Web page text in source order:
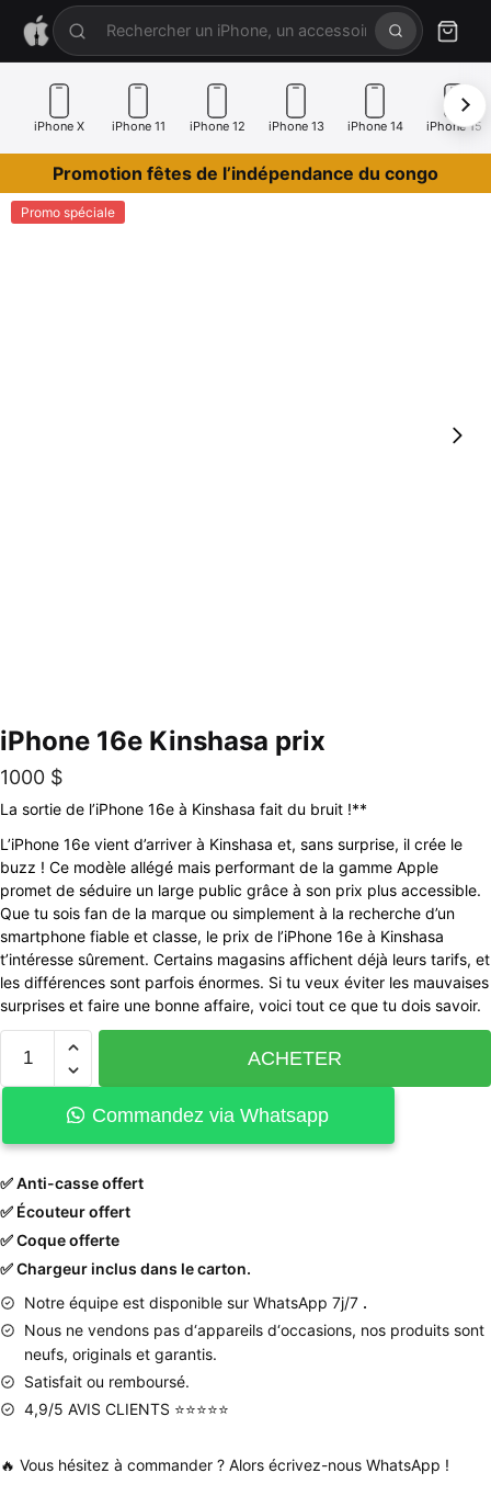
iPhone X iPhone 11 iPhone 12 iPhone 13 iPhone 14 iPhone 15
Promotion fêtes de l’indépendance du congo
Promo spéciale
iPhone 16e Kinshasa prix
1000 $
La sortie de l’iPhone 16e à Kinshasa fait du bruit !**
L’iPhone 16e vient d’arriver à Kinshasa et, sans surprise, il crée le
buzz ! Ce modèle allégé mais performant de la gamme Apple
promet de séduire un large public grâce à son prix plus accessible.
Que tu sois fan de la marque ou simplement à la recherche d’un
smartphone fiable et classe, le prix de l’iPhone 16e à Kinshasa
t’intéresse sûrement. Certains magasins affichent déjà leurs tarifs, et
les différences sont parfois énormes. Si tu veux éviter les mauvaises
surprises et faire une bonne affaire, voici tout ce que tu dois savoir.
ACHETER
Commandez via Whatsapp
✅ Anti-casse offert
✅ Écouteur offert
✅ Coque offerte
✅ Chargeur inclus dans le carton.
Notre équipe est disponible sur WhatsApp 7j/7 .
Nous ne vendons pas d‘appareils d‘occasions, nos produits sont
neufs, originals et garantis.
Satisfait ou remboursé.
4,9/5 AVIS CLIENTS ⭐⭐⭐⭐⭐
🔥 Vous hésitez à commander ? Alors écrivez-nous WhatsApp !